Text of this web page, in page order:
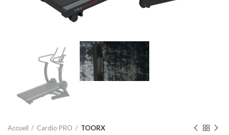
Accueil Cardio PRO TOORX